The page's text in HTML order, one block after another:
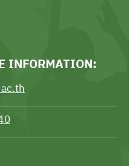
INFORMATION: